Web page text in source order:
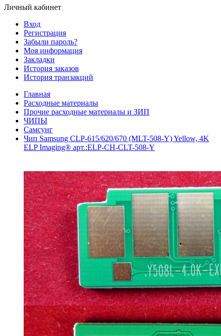
Личный кабинет
Вход
Регистрация
Забыли пароль?
Моя информация
Закладки
История заказов
История транзакций
Главная
Расходные материалы
Прочие расходные материалы и ЗИП
ЧИПЫ
Самсунг
Чип Samsung CLP-615/620/670 (MLT-508-Y) Yellow, 4K
ELP Imaging® арт.:ELP-CH-CLT-508-Y